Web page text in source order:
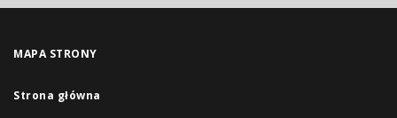
MAPA STRONY
Strona główna